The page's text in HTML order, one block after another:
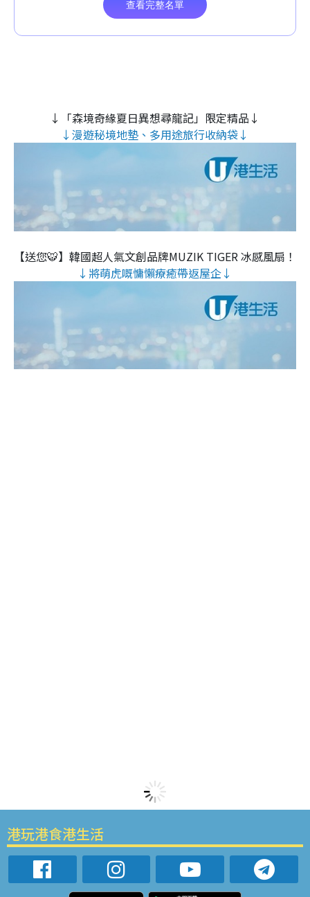
↓「森境奇緣夏日異想尋龍記」限定精品↓
↓漫遊秘境地墊、多用途旅行收納袋↓
【送您🐯】韓國超人氣文創品牌MUZIK TIGER 冰感風扇！
↓將萌虎嘅慵懶療癒帶返屋企↓
港玩港食港生活